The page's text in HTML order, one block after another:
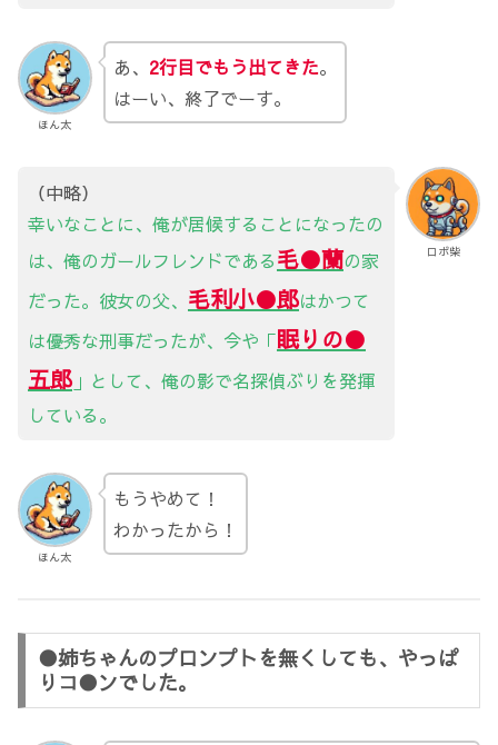
ほん太
あ、 2行目でもう出てきた。
はーい、終了でーす。
ロボ柴
（中略）
幸いなことに、俺が居候することになったの
は、俺のガールフレンドである毛●蘭の家
だった。彼女の父、 毛利小●郎はかつて
は優秀な刑事だったが、今や「眠りの●
五郎 」として、俺の影で名探偵ぶりを発揮
している。
ほん太
もうやめて！
わかったから！
●姉ちゃんのプロンプトを無くしても、やっぱ
りコ●ンでした。